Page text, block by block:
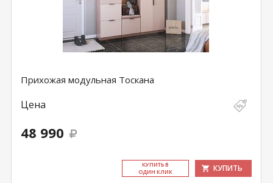
Прихожая модульная Тоскана
Цена
48 990
КУ­ПИТЬ В
ОДИН КЛИК
КУПИТЬ